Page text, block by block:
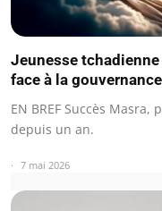
Jeunesse
face à la
EN BREF Succès
depuis un an.
7 mai 2026